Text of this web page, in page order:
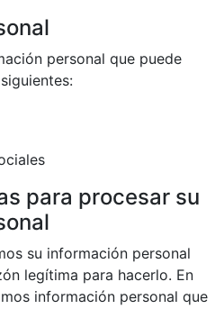
personal que puede
para procesar su
su información personal
legítima para hacerlo. En
información personal que